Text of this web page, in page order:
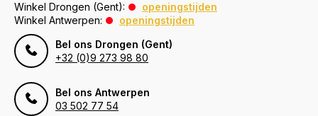
Winkel Drongen (Gent):
openingstijden
Winkel Antwerpen:
openingstijden
Bel ons Drongen (Gent)
+32 (0)9 273 98 80
Bel ons Antwerpen
03 502 77 54